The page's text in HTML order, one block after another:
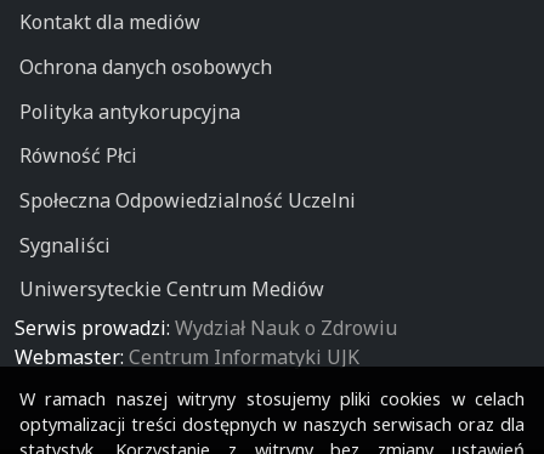
Kontakt dla mediów
Ochrona danych osobowych
Polityka antykorupcyjna
Równość Płci
Społeczna Odpowiedzialność Uczelni
Sygnaliści
Uniwersyteckie Centrum Mediów
Serwis prowadzi: Wydział Nauk o Zdrowiu
Webmaster: Centrum Informatyki UJK
W ramach naszej witryny stosujemy pliki cookies w celach
optymalizacji treści dostępnych w naszych serwisach oraz dla